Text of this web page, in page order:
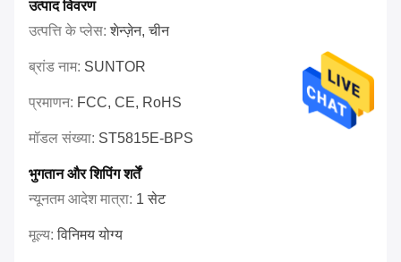
उत्पाद विवरण
उत्पत्ति के प्लेस:शेन्ज़ेन, चीन
ब्रांड नाम: SUNTOR
प्रमाणन: FCC, CE, RoHS
मॉडल संख्या: ST5815E-BPS
भुगतान और शिपिंग शर्तें
न्यूनतम आदेश मात्रा: 1 सेट
मूल्य:विनिमय योग्य